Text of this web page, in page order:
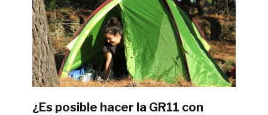
¿Es posible hacer la GR11 con